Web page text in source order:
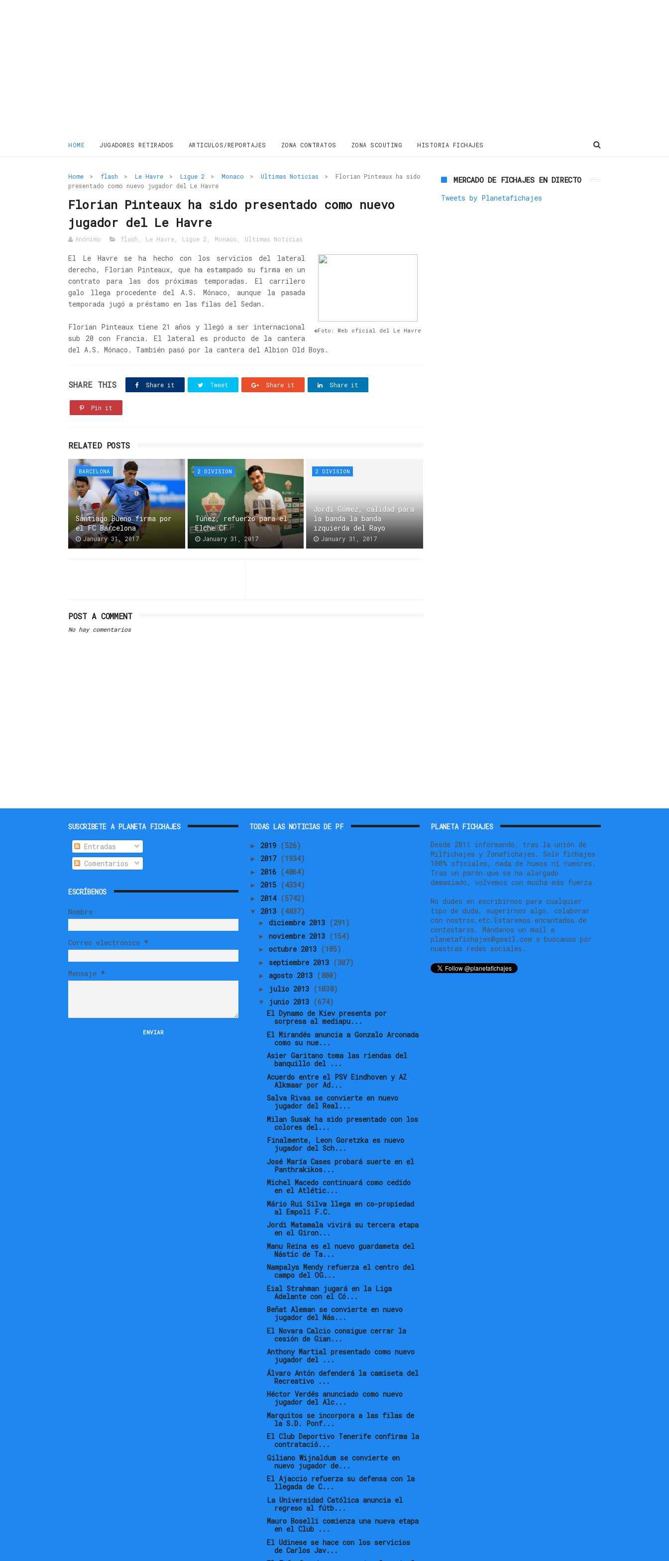
HOME JUGADORES RETIRADOS ARTICULOS/REPORTAJES ZONA CONTRATOS ZONA SCOUTING HISTORIA FICHAJES
Home > flash > Le Havre > Ligue 2 > Monaco > Ultimas Noticias >
Florian Pinteaux ha sido
presentado como nuevo jugador del Le Havre
Florian Pinteaux ha sido presentado como nuevo
jugador del Le Havre
Anónimo flash Le Havre Ligue 2 Monaco Ultimas Noticias
©Foto: Web oficial del Le Havre
El Le Havre se ha hecho con los servicios del lateral
derecho, Florian Pinteaux, que ha estampado su firma en un
contrato para las dos próximas temporadas. El carrilero
galo llega procedente del A.S. Mónaco, aunque la pasada
temporada jugó a préstamo en las filas del Sedan.
Florian Pinteaux tiene 21 años y llegó a ser internacional
sub 20 con Francia. El lateral es producto de la cantera
del A.S. Mónaco. También pasó por la cantera del Albion Old Boys.
SHARE THIS Share it Tweet Share it Share it
Pin it
RELATED POSTS
BARCELONA
Santiago Bueno firma por
el FC Barcelona
January 31, 2017
2 DIVISION
Túñez, refuerzo para el
Elche CF
January 31, 2017
2 DIVISION
Jordi Gómez, calidad para
la banda la banda
izquierda del Rayo
January 31, 2017
POST A COMMENT
No hay comentarios
MERCADO DE FICHAJES EN DIRECTO
Tweets by Planetafichajes
SUSCRIBETE A PLANETA FICHAJES
Entradas
Comentarios
ESCRÍBENOS
Nombre
Correo electrónico *
Mensaje *
TODAS LAS NOTICIAS DE PF
► 2019 (526)
► 2017 (1934)
► 2016 (4864)
► 2015 (4334)
► 2014 (5742)
▼ 2013 (4837)
► diciembre 2013 (291)
► noviembre 2013 (154)
► octubre 2013 (105)
► septiembre 2013 (307)
► agosto 2013 (800)
► julio 2013 (1038)
▼ junio 2013 (674)
El Dynamo de Kiev presenta por
sorpresa al mediapu...
El Mirandés anuncia a Gonzalo Arconada
como su nue...
Asier Garitano toma las riendas del
banquillo del ...
Acuerdo entre el PSV Eindhoven y AZ
Alkmaar por Ad...
Salva Rivas se convierte en nuevo
jugador del Real...
Milan Susak ha sido presentado con los
colores del...
Finalmente, Leon Goretzka es nuevo
jugador del Sch...
José María Cases probará suerte en el
Panthrakikos...
Michel Macedo continuará como cedido
en el Atlétic...
Mário Rui Silva llega en co-propiedad
al Empoli F.C.
Jordi Matamala vivirá su tercera etapa
en el Giron...
Manu Reina es el nuevo guardameta del
Nástic de Ta...
Nampalys Mendy refuerza el centro del
campo del OG...
Eial Strahman jugará en la Liga
Adelante con el Có...
Beñat Aleman se convierte en nuevo
jugador del Nás...
El Novara Calcio consigue cerrar la
cesión de Gian...
Anthony Martial presentado como nuevo
jugador del ...
Álvaro Antón defenderá la camiseta del
Recreativo ...
Héctor Verdés anunciado como nuevo
jugador del Alc...
Marquitos se incorpora a las filas de
la S.D. Ponf...
El Club Deportivo Tenerife confirma la
contratació...
Giliano Wijnaldum se convierte en
nuevo jugador de...
El Ajaccio refuerza su defensa con la
llegada de C...
La Universidad Católica anuncia el
regreso al fútb...
Mauro Boselli comienza una nueva etapa
en el Club ...
El Udinese se hace con los servicios
de Carlos Jav...
PLANETA FICHAJES
Desde 2011 informando, tras la unión de
Milfichajes y Zonafichajes. Solo fichajes
100% oficiales, nada de humos ni rumores.
Tras un parón que se ha alargado
demasiado, volvemos con mucha más fuerza.
No dudes en escribírnos para cualquier
tipo de duda, sugerirnos algo, colaborar
con nostros,etc.Estaremos encantados de
contestaros. Mándanos un mail a
planetafichajes@gmail.com o buscanos por
nuestras redes sociales.